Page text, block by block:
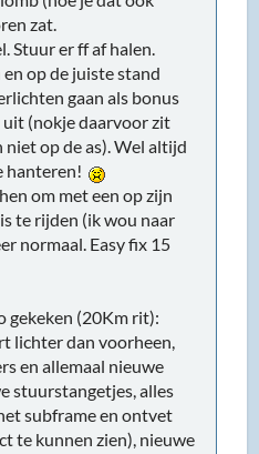
(20Km rit):
lichter dan voorheen,
en allemaal nieuwe
stuurstangetjes, alles
subframe en ontvet
te kunnen zien), nieuwe
is stil. Ik ben
zal vandaag of morgen
maffe avontuur!
van alu. Hoewel ik
alu te lassen (Ik heb
maar wel een fles 100%
met alu lasdraad) is het
verwacht. Het was een
de grote retourleiding